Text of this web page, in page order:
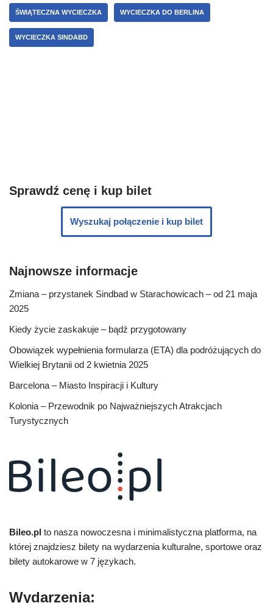
ŚWIĄTECZNA WYCIECZKA WYCIECZKA DO BERLINA
WYCIECZKA SINDABD
Sprawdź cenę i kup bilet
Wyszukaj połączenie i kup bilet
Najnowsze informacje
Zmiana – przystanek Sindbad w Starachowicach – od 21 maja
2025
Kiedy życie zaskakuje – bądź przygotowany
Obowiązek wypełnienia formularza (ETA) dla podróżujących do
Wielkiej Brytanii od 2 kwietnia 2025
Barcelona – Miasto Inspiracji i Kultury
Kolonia – Przewodnik po Najważniejszych Atrakcjach
Turystycznych
Bileo.pl to nasza nowoczesna i minimalistyczna platforma, na
której znajdziesz bilety na wydarzenia kulturalne, sportowe oraz
bilety autokarowe w 7 językach.
Wydarzenia: